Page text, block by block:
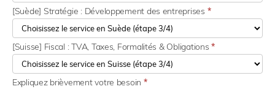
[Suède] Stratégie : Développement des entreprises *
[Suisse] Fiscal : TVA, Taxes, Formalités & Obligations*
Expliquez brièvement votre besoin *